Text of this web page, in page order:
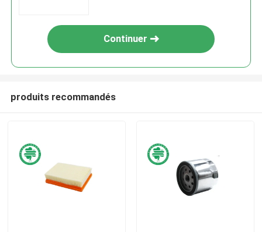
Continuer
produits recommandés